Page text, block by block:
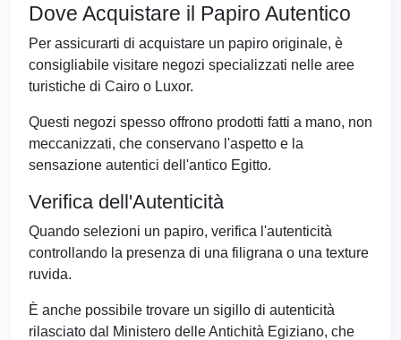
Dove Acquistare il Papiro Autentico
Per assicurarti di acquistare un papiro originale, è
consigliabile visitare negozi specializzati nelle aree
turistiche di Cairo o Luxor.
Questi negozi spesso offrono prodotti fatti a mano, non
meccanizzati, che conservano l'aspetto e la
sensazione autentici dell'antico Egitto.
Verifica dell'Autenticità
Quando selezioni un papiro, verifica l'autenticità
controllando la presenza di una filigrana o una texture
ruvida.
È anche possibile trovare un sigillo di autenticità
rilasciato dal Ministero delle Antichità Egiziano, che